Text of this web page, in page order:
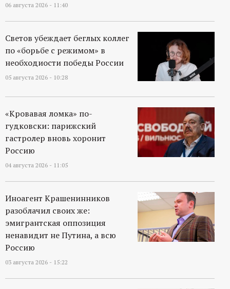
06 августа 2026 - 11:40
Светов убеждает беглых коллег
по «борьбе с режимом» в
необходиости победы России
05 августа 2026 - 10:28
«Кровавая ломка» по-
гудковски: парижский
гастролер вновь хоронит
Россию
04 августа 2026 - 11:05
Иноагент Крашенинников
разоблачил своих же:
эмигрантская оппозиция
ненавидит не Путина, а всю
Россию
03 августа 2026 - 15:22